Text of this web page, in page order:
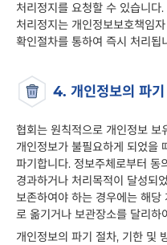
처리정지를 요청할 수 있습니다
처리정지는 개인정보보호책임
확인절차를 통하여 즉시 처리됩
4. 개인정보의 파기
협회는 원칙적으로 개인정보 보
개인정보가 불필요하게 되었을
파기합니다. 정보주체로부터 동
경과하거나 처리목적이 달성되
보존하여야 하는 경우에는 해
로 옮기거나 보관장소를 달리하
개인정보의 파기 절차, 기한 및